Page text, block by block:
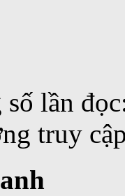
số lần
truy